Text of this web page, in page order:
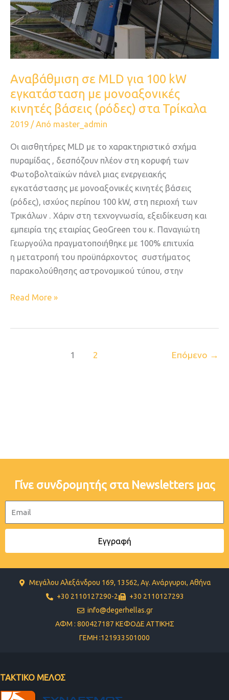
Αναβάθμιση σε ΜLD για 100 kW
εγκατάσταση με μονοαξονικές
κινητές βάσεις (ρόδες) στα Τρίκαλα
2019 / Από master_admin
Οι αισθητήρες ΜLD με το χαρακτηριστικό σχήμα
πυραμίδας , δεσπόζουν πλέον στη κορυφή των
Φωτοβολταϊκών πάνελ μιας ενεργειακής
εγκατάστασης με μονοαξονικές κινητές βάσεις
(ρόδες), ισχύος περίπου 100 kW, στη περιοχή των
Τρικάλων . Χάριν στη τεχνογνωσία, εξειδίκευση και
εμπειρία της εταιρίας GeoGreen του κ. Παναγιώτη
Γεωργούλα πραγματοποιήθηκε με 100% επιτυχία
η μετατροπή του προϋπάρχοντος συστήματος
παρακολούθησης αστρονομικού τύπου, στην
με
μονοαξονικές
κινητές
βάσεις
(ρόδες)
στα
Τρίκαλα
Read More »
1 2 Επόμενο →
Γίνε συνδρομητής στα Newsletters μας
Εγγραφή
Μεγάλου Αλεξάνδρου 169, 13562, Αγ. Ανάργυροι, Αθήνα
+30 2110127290-2
+30 2110127293
info@degerhellas.gr
ΑΦΜ : 800427187 ΚΕΦΟΔΕ ΑΤΤΙΚΗΣ
ΓΕΜΗ :121933501000
ΤΑΚΤΙΚΟ ΜΕΛΟΣ